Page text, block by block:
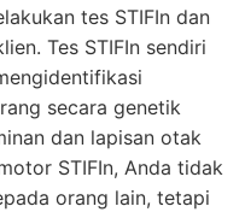
tes STIFIn dan
Tes STIFIn sendiri
secara genetik
dan lapisan otak
STIFIn, Anda tidak
orang lain, tetapi